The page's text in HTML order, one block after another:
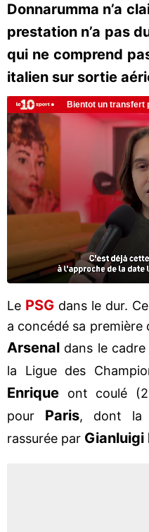
Donnarumma n’a
prestation n’a pas
qui ne comprend
italien sur sortie
Le PSG dans le dur.
a concédé sa première
Arsenal dans le
la Ligue des
Enrique ont coulé
pour Paris, dont la
rassurée par Gianluigi